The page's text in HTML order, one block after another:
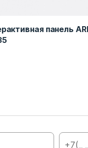
панель